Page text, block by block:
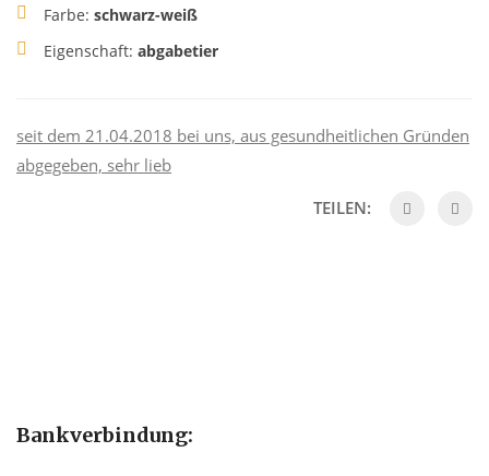
Farbe: schwarz-weiß
Eigenschaft: abgabetier
seit dem 21.04.2018 bei uns, aus gesundheitlichen Gründen
abgegeben, sehr lieb
TEILEN:
Bankverbindung: